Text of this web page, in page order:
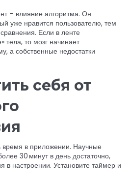
– влияние алгоритма. Он
уже нравится пользователю, тем
Если в ленте
тела, то мозг начинает
а собственные недостатки
себя от
время в приложении. Научные
30 минут в день достаточно,
в настроении. Установите таймер и